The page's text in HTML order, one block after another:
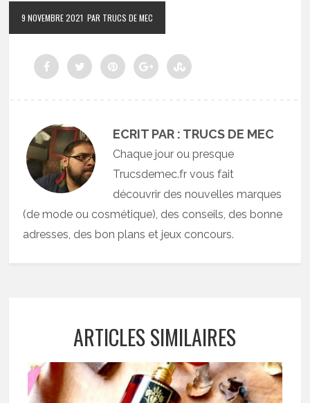
9 NOVEMBRE 2021 PAR TRUCS DE MEC
ECRIT PAR : TRUCS DE MEC
Chaque jour ou presque
Trucsdemec.fr vous fait
découvrir des nouvelles marques
(de mode ou cosmétique), des conseils, des bonne
adresses, des bon plans et jeux concours.
ARTICLES SIMILAIRES